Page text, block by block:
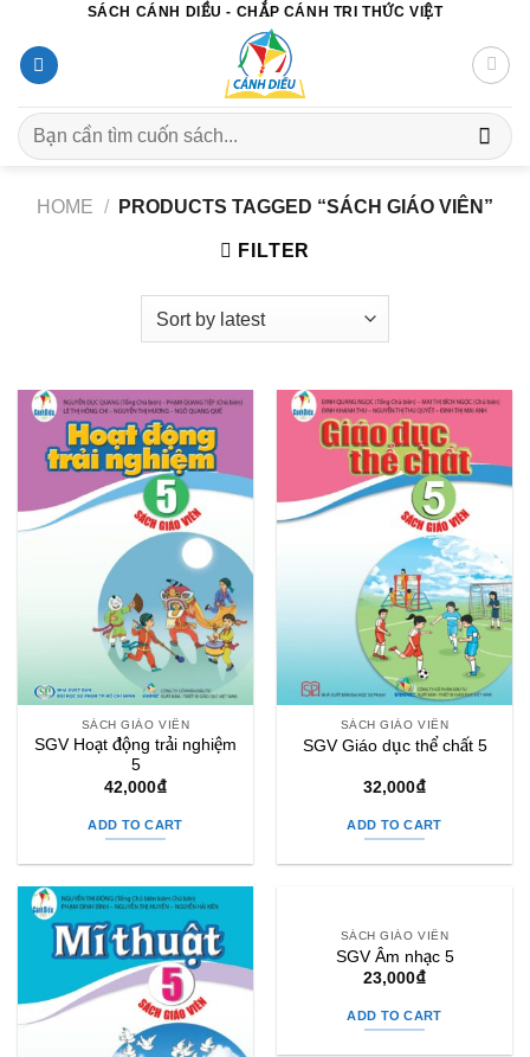
đến
nội
dung
SÁCH CÁNH DIỀU - CHẮP CÁNH TRI THỨC VIỆT
Search
for:
HOME / PRODUCTS TAGGED “SÁCH GIÁO VIÊN”
FILTER
SÁCH GIÁO VIÊN
SGV Hoạt động trải nghiệm
5
42,000₫
ADD TO CART
SÁCH GIÁO VIÊN
SGV Giáo dục thể chất 5
32,000₫
ADD TO CART
SÁCH GIÁO VIÊN
SGV Âm nhạc 5
23,000₫
ADD TO CART